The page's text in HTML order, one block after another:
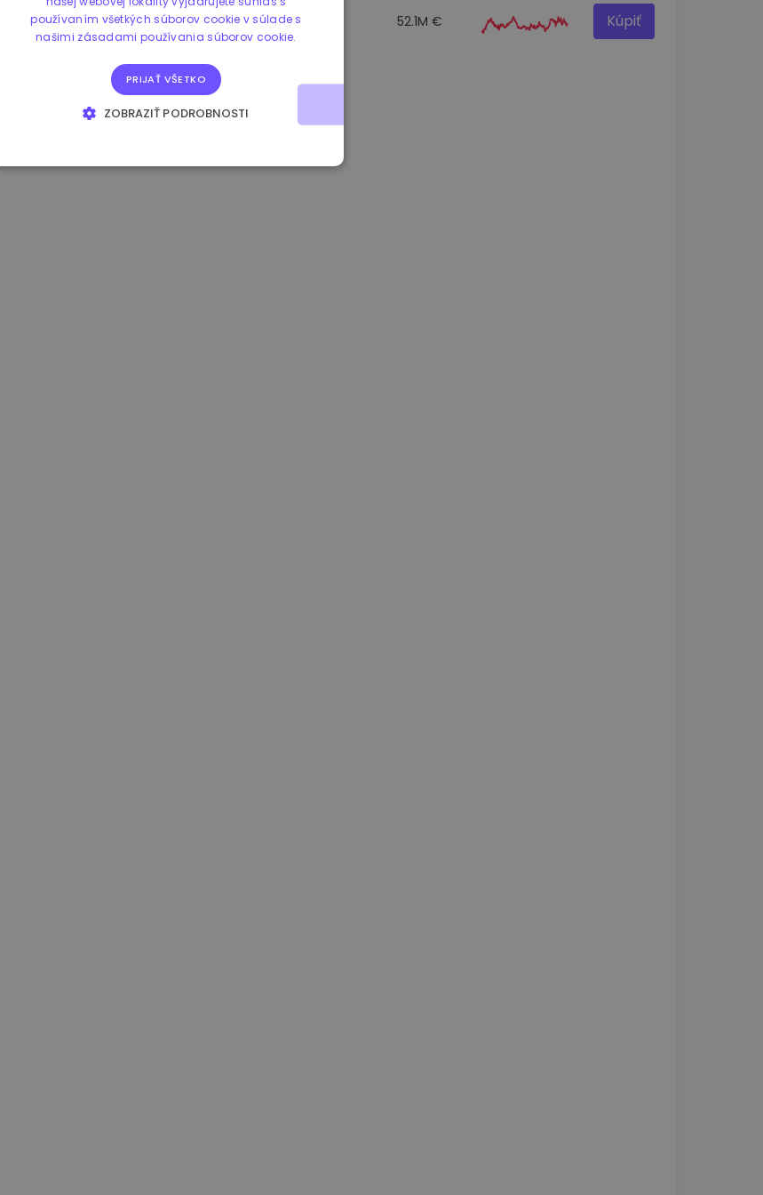
0.865660 € 0.00% 3.4B € 52.1M € Kúpiť
používaním všetkých súborov cookie v súlade s
našimi zásadami používania súborov cookie.
PRIJAŤ VŠETKO
ZOBRAZIŤ PODROBNOSTI